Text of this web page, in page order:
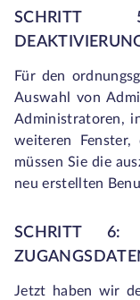
SCHRITT
Für den
Auswahl von
Administratoren,
weiteren
müssen Sie die
neu erstellten
SCHRITT 6:
Jetzt haben wir